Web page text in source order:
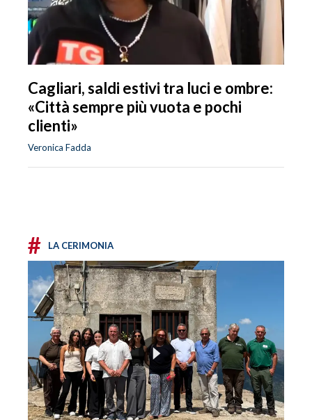
Cagliari, saldi estivi tra luci e ombre:
«Città sempre più vuota e pochi
clienti»
Veronica Fadda
# LA CERIMONIA